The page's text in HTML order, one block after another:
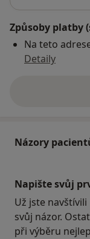
Způsoby platby
Na teto
Detaily
Názory
Napište svůj
Už jste
svůj názor.
při výběru